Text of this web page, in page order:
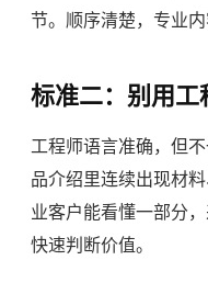
节。顺序清楚，专业
标准二：别用
工程师语言准确，但
品介绍里连续出现材
业客户能看懂一部分
快速判断价值。